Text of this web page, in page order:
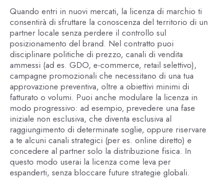
Quando entri in nuovi mercati, la licenza di marchio ti
consentirà di sfruttare la conoscenza del territorio di un
partner locale senza perdere il controllo sul
posizionamento del brand. Nel contratto puoi
disciplinare politiche di prezzo, canali di vendita
ammessi (ad es. GDO, e-commerce, retail selettivo),
campagne promozionali che necessitano di una tua
approvazione preventiva, oltre a obiettivi minimi di
fatturato o volumi. Puoi anche modulare la licenza in
modo progressivo: ad esempio, prevedere una fase
iniziale non esclusiva, che diventa esclusiva al
raggiungimento di determinate soglie, oppure riservare
a te alcuni canali strategici (per es. online diretto) e
concedere al partner solo la distribuzione fisica. In
questo modo userai la licenza come leva per
espanderti, senza bloccare future strategie globali.